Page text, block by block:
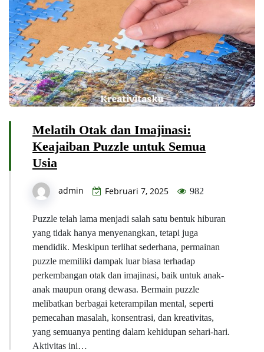
Melatih Otak dan Imajinasi:
Keajaiban Puzzle untuk Semua
Usia
admin Februari 7, 2025 982
Puzzle telah lama menjadi salah satu bentuk hiburan
yang tidak hanya menyenangkan, tetapi juga
mendidik. Meskipun terlihat sederhana, permainan
puzzle memiliki dampak luar biasa terhadap
perkembangan otak dan imajinasi, baik untuk anak-
anak maupun orang dewasa. Bermain puzzle
melibatkan berbagai keterampilan mental, seperti
pemecahan masalah, konsentrasi, dan kreativitas,
yang semuanya penting dalam kehidupan sehari-hari.
Aktivitas ini…